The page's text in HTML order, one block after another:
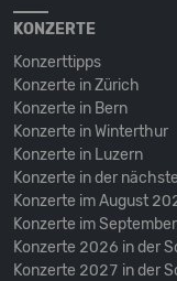
KONZERTE
Konzerttipps
Konzerte in Zürich
Konzerte in Bern
Konzerte in Winterthur
Konzerte in Luzern
Konzerte in der
Konzerte im August
Konzerte im
Konzerte 2026 in der
Konzerte 2027 in der